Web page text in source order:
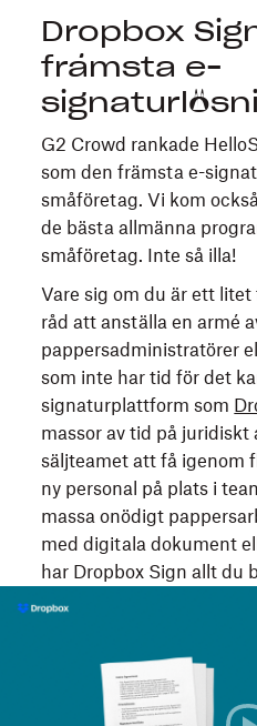
Dropbox
främsta e-
G2 Crowd rankade
som den främsta e-
småföretag. Vi kom
de bästa allmänna
småföretag. Inte så illa!
Vare sig om du är ett
råd att anställa en armé
pappersadministratörer
som inte har tid för det
signaturplattform som
massor av tid på juridiskt
säljteamet att få igenom
ny personal på plats i
massa onödigt
med digitala dokument
har Dropbox Sign allt du
Vill